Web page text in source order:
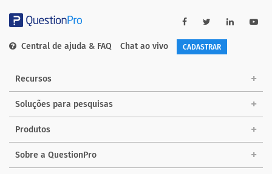
Central de ajuda & FAQ Chat ao vivo CADASTRAR
Recursos
Soluções para pesquisas
Produtos
Sobre a QuestionPro